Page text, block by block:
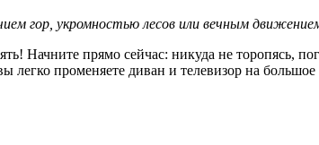
гор, укромностью лесов или вечным
Начните прямо сейчас: никуда не торопясь,
променяете диван и телевизор на